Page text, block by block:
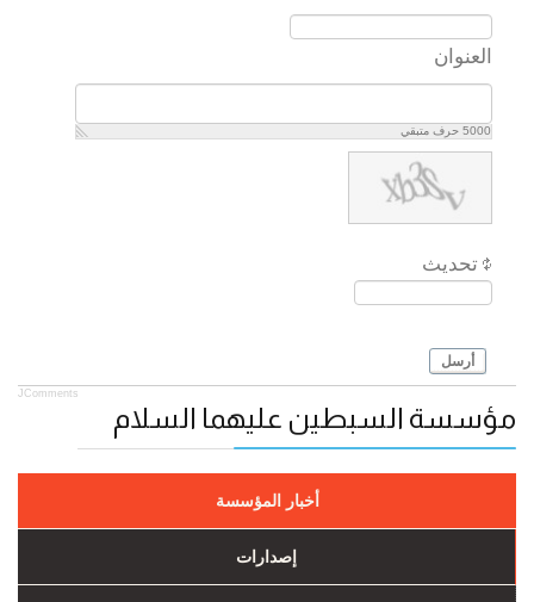
العنوان
5000 حرف متبقي
تحديث
أرسل
JComments
مؤسسة السبطين عليهما السلام
أخبار المؤسسة
إصدارات